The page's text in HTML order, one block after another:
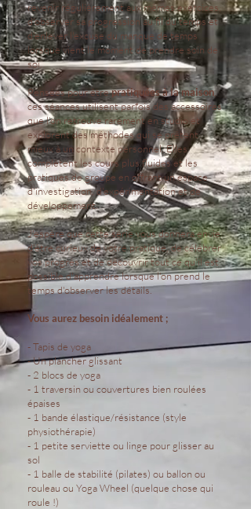
revenir régulièrement aux mêmes exercices,
d'observer sa progression au fil du temps et
d'enlever l'excuse du manque de temps
lorsque vient le moment de prendre soin de
soi.
Pensées pour êtrepratiquées à la maison,
ces séances utilisent parfois des accessoires
que l'on retrouve rarement en studio et
explorent des méthodes qui se prêtent
mieux à un contexte personnel. Elles
complètent les cours plus fluides et les
pratiques de groupe en offrant un espace
d'investigation, d'expérimentation et de
développement.
J'espère que cette série vous donnera envie
d'être curieux de votre pratique, de célébrer
vos progrès et de découvrir tout ce qu'il est
possible d'apprendre lorsque l'on prend le
temps d'observer les détails.
Vous aurez besoin idéalement ;
- Tapis de yoga
- Un plancher glissant
- 2 blocs de yoga
- 1 traversin ou couvertures bien roulées
épaises
- 1 bande élastique/résistance (style
physiothérapie)
- 1 petite serviette ou linge pour glisser au
sol
- 1 balle de stabilité (pilates) ou ballon ou
rouleau ou Yoga Wheel (quelque chose qui
roule !)